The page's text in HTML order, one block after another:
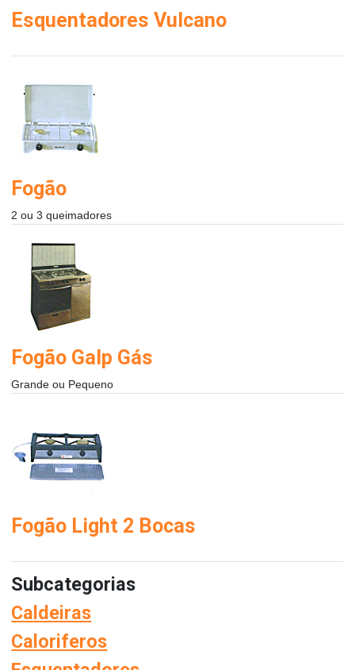
Esquentadores Vulcano
Fogão
2 ou 3 queimadores
Fogão Galp Gás
Grande ou Pequeno
Fogão Light 2 Bocas
Subcategorias
Caldeiras
Caloriferos